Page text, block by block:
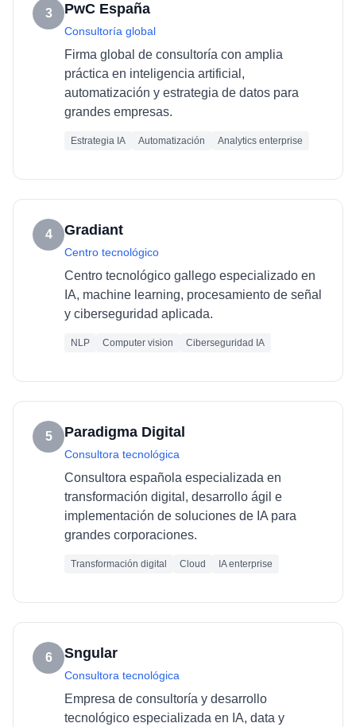
3 PwC España
Consultoría global
Firma global de consultoría con amplia
práctica en inteligencia artificial,
automatización y estrategia de datos para
grandes empresas.
Estrategia IA Automatización Analytics enterprise
4 Gradiant
Centro tecnológico
Centro tecnológico gallego especializado en
IA, machine learning, procesamiento de señal
y ciberseguridad aplicada.
NLP Computer vision Ciberseguridad IA
5 Paradigma Digital
Consultora tecnológica
Consultora española especializada en
transformación digital, desarrollo ágil e
implementación de soluciones de IA para
grandes corporaciones.
Transformación digital Cloud IA enterprise
6 Sngular
Consultora tecnológica
Empresa de consultoría y desarrollo
tecnológico especializada en IA, data y